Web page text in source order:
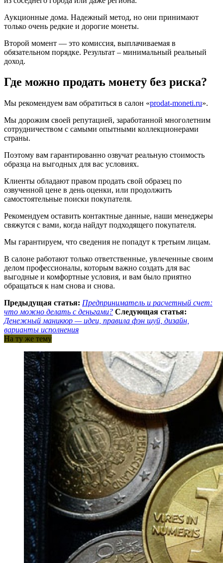
Аукционные дома. Надежный метод, но они принимают
только очень редкие и дорогие монеты.
Второй момент — это комиссия, выплачиваемая в
обязательном порядке. Результат – минимальный реальный
доход.
Где можно продать монету без риска?
Мы рекомендуем вам обратиться в салон «prodat-moneti.ru».
Мы дорожим своей репутацией, заработанной многолетним
сотрудничеством с самыми опытными коллекционерами
страны.
Поэтому вам гарантированно озвучат реальную стоимость
образца на выгодных для вас условиях.
Клиенты обладают правом продать свой образец по
озвученной цене в день оценки, или продолжить
самостоятельные поиски покупателя.
Рекомендуем оставить контактные данные, наши менеджеры
свяжутся с вами, когда найдут подходящего покупателя.
Мы гарантируем, что сведения не попадут к третьим лицам.
В салоне работают только ответственные, увлеченные своим
делом профессионалы, которым важно создать для вас
выгодные и комфортные условия, и вам было приятно
обращаться к нам снова и снова.
Предыдущая статья: Предприниматель и расчетный счет:
что можно делать с деньгами? Следующая статья:
Денежный маникюр — идеи, правила фэн шуй, дизайн,
варианты исполнения
На ту же тему